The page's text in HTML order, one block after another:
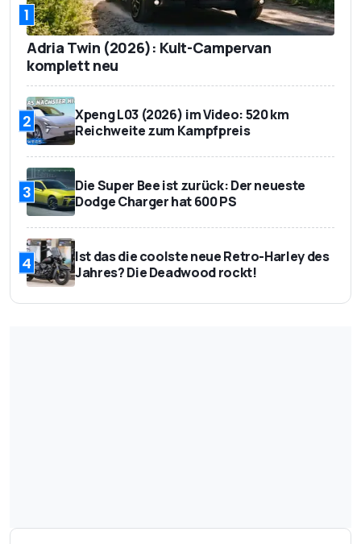
1
Adria Twin (2026): Kult-Campervan
komplett neu
2
Xpeng L03 (2026) im Video: 520 km
Reichweite zum Kampfpreis
3
Die Super Bee ist zurück: Der neueste
Dodge Charger hat 600 PS
4
Ist das die coolste neue Retro-Harley des
Jahres? Die Deadwood rockt!